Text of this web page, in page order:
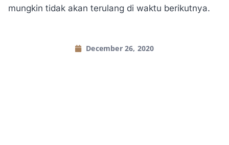
mungkin tidak akan terulang di waktu berikutnya.
December 26, 2020